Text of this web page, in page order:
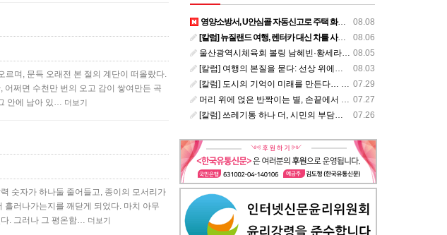
르며, 문득 오래전 본 절의 계단이 떠올랐다.
쩌면 수천만 번의 오고 감이 쌓여만든 곡
안에 남아 있… 더보기
숫자가 하나둘 줄어들고, 종이의 모서리가
러나가는지를 깨닫게 되었다. 마치 아무
. 그러나 그 평온함… 더보기
08.08
영양소방서, U안심콜 자동신고로 주택 화재 피해 막아
08.06
[칼럼] 뉴질랜드 여행, 렌터카 대신 차를 사볼까?
08.05
울산광역시체육회 볼링 남혜빈·황세라, 국가대표 평가전 통과… ‘아시아선수권 출전’
08.03
[칼럼] 여행의 본질을 묻다: 선상 위에서 펼쳐지는 공간과 사람, 그리고 미식의 미학
07.29
[칼럼] 도시의 기억이 미래를 만든다… 크라이스트처치와 한국 도시가 주는 교훈
07.27
머리 위에 얹은 반짝이는 별, 손끝에서 피어난 우리의 정체성
07.26
[칼럼] 쓰레기통 하나 더, 시민의 부담도 하나 더